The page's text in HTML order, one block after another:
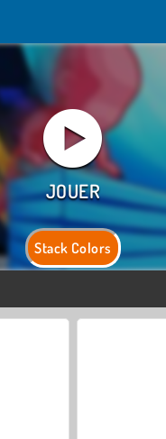
Stack Colors